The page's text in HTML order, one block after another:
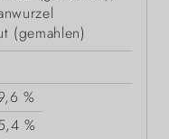
(gemahlen)
%
%